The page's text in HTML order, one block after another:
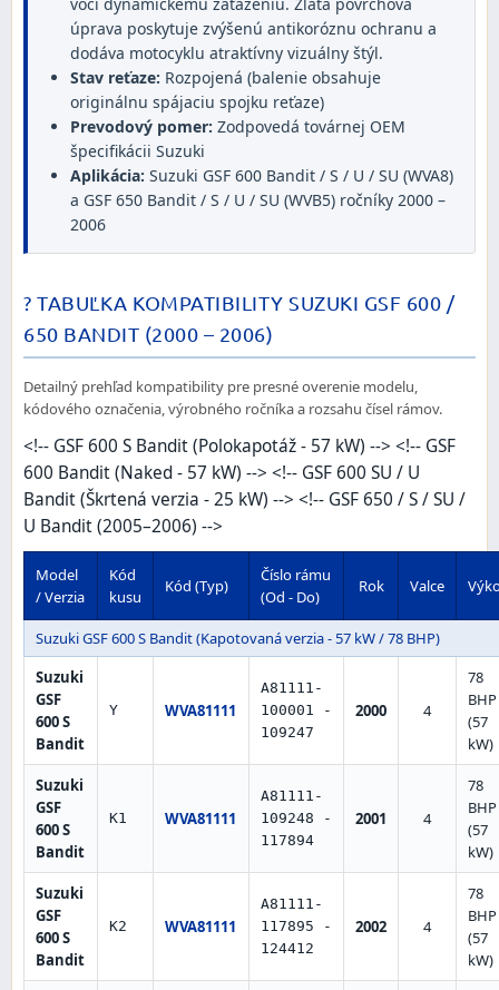
úprava poskytuje zvýšenú antikoróznu ochranu a
dodáva motocyklu atraktívny vizuálny štýl.
Stav reťaze: Rozpojená (balenie obsahuje
originálnu spájaciu spojku reťaze)
Prevodový pomer: Zodpovedá továrnej OEM
špecifikácii Suzuki
Aplikácia: Suzuki GSF 600 Bandit / S / U / SU (WVA8)
a GSF 650 Bandit / S / U / SU (WVB5) ročníky 2000 –
2006
? TABUĽKA KOMPATIBILITY SUZUKI GSF 600 /
650 BANDIT (2000 – 2006)
Detailný prehľad kompatibility pre presné overenie modelu,
kódového označenia, výrobného ročníka a rozsahu čísel rámov.
<!-- GSF 600 S Bandit (Polokapotáž - 57 kW) --> <!-- GSF
600 Bandit (Naked - 57 kW) --> <!-- GSF 600 SU / U
Bandit (Škrtená verzia - 25 kW) --> <!-- GSF 650 / S / SU /
U Bandit (2005–2006) -->
Model
/ Verzia
Kód
kusu
Kód (Typ)
Číslo rámu
(Od - Do)
Rok Valce
Suzuki GSF 600 S Bandit (Kapotovaná verzia - 57 kW / 78 BHP)
Suzuki
GSF
600 S
Bandit
Y WVA81111
A81111-
100001 -
109247
2000 4
78
BHP
(57
kW)
Suzuki
GSF
600 S
Bandit
K1 WVA81111
A81111-
109248 -
117894
2001 4
78
BHP
(57
kW)
Suzuki
GSF
600 S
Bandit
K2 WVA81111
A81111-
117895 -
124412
2002 4
78
BHP
(57
kW)